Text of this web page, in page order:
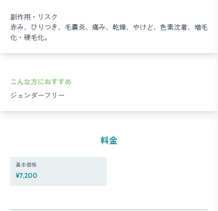
副作用・リスク
赤み、ひりつき、毛嚢炎、痛み、乾燥、やけど、色素沈着、増毛
化・硬毛化。
こんな方におすすめ
ジェンダーフリー
料金
基本価格
¥7,200